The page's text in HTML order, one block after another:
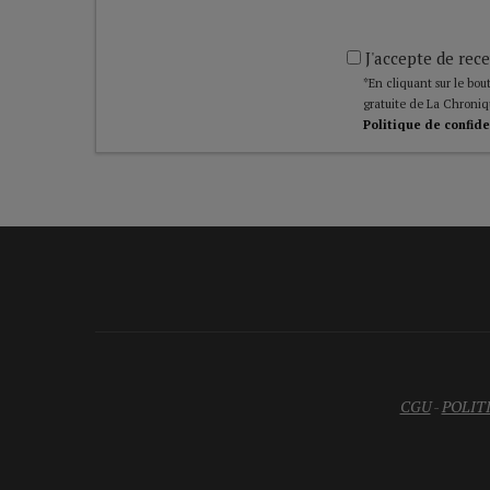
J'accepte de
*En cliquant sur le
gratuite de La
Politique de
CGU-